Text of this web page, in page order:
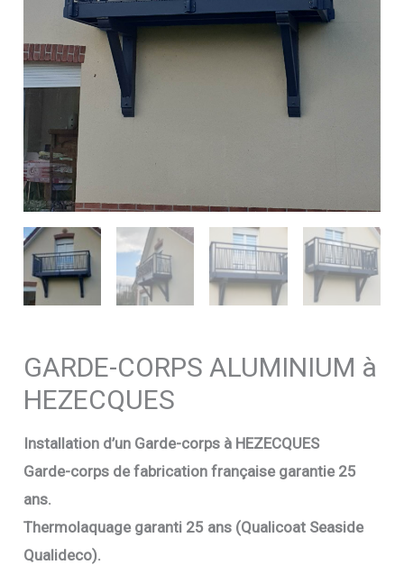
GARDE-CORPS ALUMINIUM à
HEZECQUES
Installation d’un Garde-corps à HEZECQUES
Garde-corps defabrication française garantie 25
ans.
Thermolaquage garanti 25 ans (Qualicoat Seaside
Qualideco).